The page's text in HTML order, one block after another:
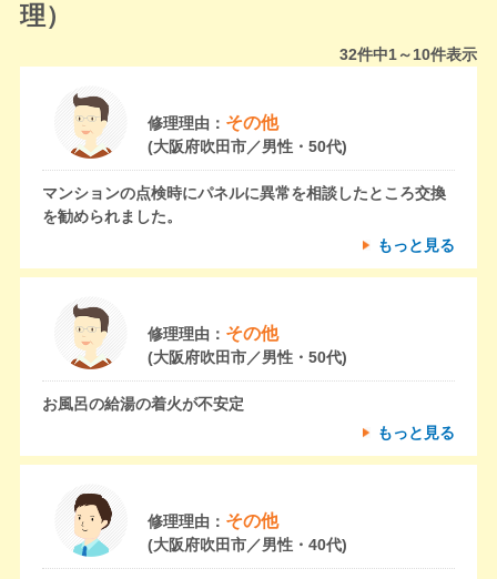
理）
32件中1～10件表示
修理理由： その他
(大阪府吹田市／男性・50代)
マンションの点検時にパネルに異常を相談したところ交換
を勧められました。
もっと見る
修理理由： その他
(大阪府吹田市／男性・50代)
お風呂の給湯の着火が不安定
もっと見る
修理理由： その他
(大阪府吹田市／男性・40代)